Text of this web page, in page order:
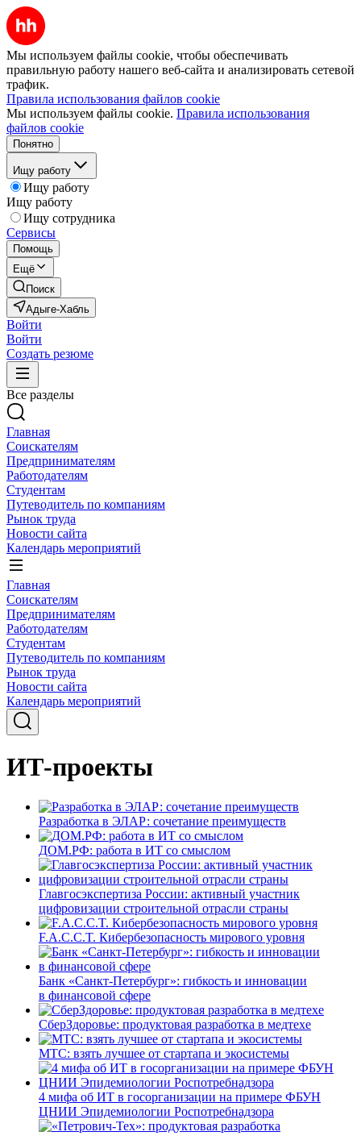
Мы используем файлы cookie, чтобы обеспечивать
правильную работу нашего веб-сайта и анализировать сетевой
трафик.
Правила использования файлов cookie
Мы используем файлы cookie. Правила использования
файлов cookie
Понятно
Ищу работу
Ищу работу
Ищу работу
Ищу сотрудника
Сервисы
Помощь
Ещё
Поиск
Адыге-Хабль
Войти
Войти
Создать резюме
Все разделы
Главная
Соискателям
Предпринимателям
Работодателям
Студентам
Путеводитель по компаниям
Рынок труда
Новости сайта
Календарь мероприятий
Главная
Соискателям
Предпринимателям
Работодателям
Студентам
Путеводитель по компаниям
Рынок труда
Новости сайта
Календарь мероприятий
ИТ-проекты
Разработка в ЭЛАР: сочетание преимуществ
ДОМ.РФ: работа в ИТ со смыслом
Главгосэкспертиза России: активный участник
цифровизации строительной отрасли страны
F.A.C.C.T. Кибербезопасность мирового уровня
Банк «Санкт-Петербург»: гибкость и инновации
в финансовой сфере
СберЗдоровье: продуктовая разработка в медтехе
МТС: взять лучшее от стартапа и экосистемы
4 мифа об ИТ в госорганизации на примере ФБУН
ЦНИИ Эпидемиологии Роспотребнадзора